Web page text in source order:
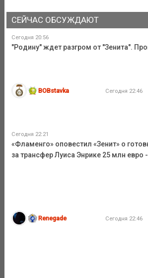
СЕЙЧАС ОБСУЖДАЮТ
Сегодня 20:56
"Родину" ждет разгром от "Зенита".
BOBstavka Сегодня 22:46
Сегодня 22:21
«Фламенго» оповестил «Зенит» о
за трансфер Луиса Энрике 25 млн евро
Renegade Сегодня 22:46